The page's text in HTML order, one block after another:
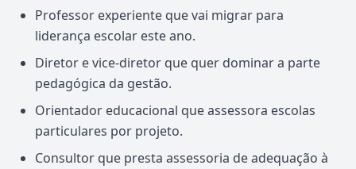
Professor experiente que vai migrar para
liderança escolar este ano.
Diretor e vice-diretor que quer dominar a parte
pedagógica da gestão.
Orientador educacional que assessora escolas
particulares por projeto.
Consultor que presta assessoria de adequação à